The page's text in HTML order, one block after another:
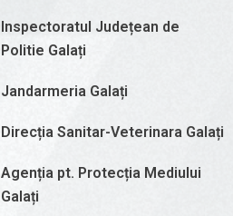
Inspectoratul Județean de
Politie Galați
Jandarmeria Galați
Direcția Sanitar-Veterinara Galați
Agenția pt. Protecția Mediului
Galați